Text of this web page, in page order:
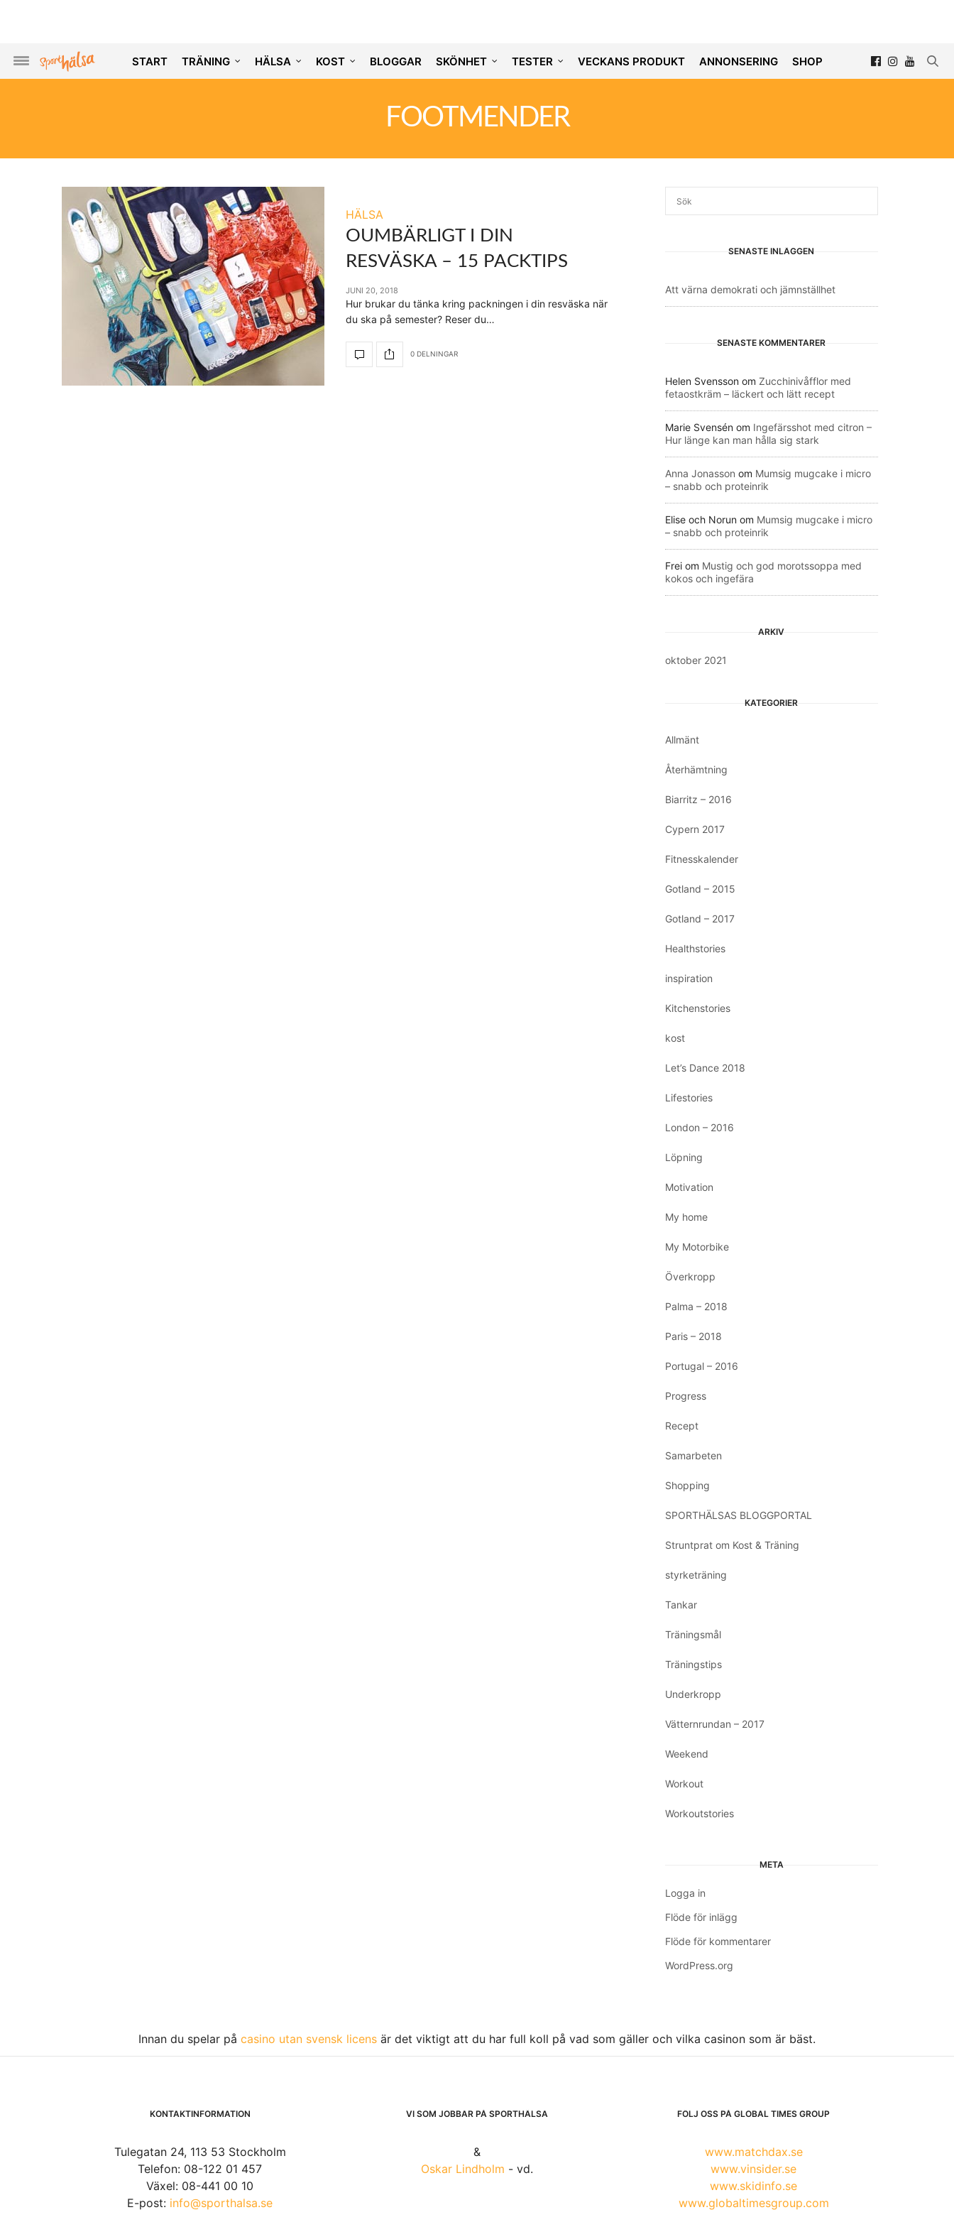
START TRÄNING HÄLSA KOST BLOGGAR SKÖNHET TESTER VECKANS PRODUKT ANNONSERING SHOP
FOOTMENDER
HÄLSA
OUMBÄRLIGT I DIN
RESVÄSKA – 15 PACKTIPS
JUNI 20, 2018
Hur brukar du tänka kring packningen i din resväska när
du ska på semester? Reser du…
0 DELNINGAR
SENASTE INLÄGGEN
Att värna demokrati och jämnställhet
SENASTE KOMMENTARER
Helen Svensson om Zucchinivåfflor med
fetaostkräm – läckert och lätt recept
Marie Svensén om Ingefärsshot med citron –
Hur länge kan man hålla sig stark
Anna Jonasson om Mumsig mugcake i micro
– snabb och proteinrik
Elise och Norun om Mumsig mugcake i micro
– snabb och proteinrik
Frei om Mustig och god morotssoppa med
kokos och ingefära
ARKIV
oktober 2021
KATEGORIER
Allmänt
Återhämtning
Biarritz – 2016
Cypern 2017
Fitnesskalender
Gotland – 2015
Gotland – 2017
Healthstories
inspiration
Kitchenstories
kost
Let’s Dance 2018
Lifestories
London – 2016
Löpning
Motivation
My home
My Motorbike
Överkropp
Palma – 2018
Paris – 2018
Portugal – 2016
Progress
Recept
Samarbeten
Shopping
SPORTHÄLSAS BLOGGPORTAL
Struntprat om Kost & Träning
styrketräning
Tankar
Träningsmål
Träningstips
Underkropp
Vätternrundan – 2017
Weekend
Workout
Workoutstories
META
Logga in
Flöde för inlägg
Flöde för kommentarer
WordPress.org
Innan du spelar på casino utan svensk licens är det viktigt att du har full koll på vad som gäller och vilka casinon som är bäst.
KONTAKTINFORMATION
Tulegatan 24, 113 53 Stockholm
Telefon: 08-122 01 457
Växel: 08-441 00 10
E-post: info@sporthalsa.se
VI SOM JOBBAR PÅ SPORTHÄLSA
&
Oskar Lindholm - vd.
FÖLJ OSS PÅ GLOBAL TIMES GROUP
www.matchdax.se
www.vinsider.se
www.skidinfo.se
www.globaltimesgroup.com